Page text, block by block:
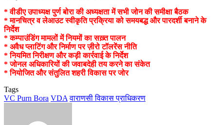
* वीडीए उपाध्यक्ष पुर्ण बोरा की अध्यक्षता में सभी जोन की समीक्षा बैठक
* मानचित्र व लेआउट स्वीकृति प्रक्रिया को समयबद्ध और पारदर्शी बनाने के
निर्देश
* कम्पाउंडिंग मामलों में नियमों का सख़्त पालन
* अवैध प्लाटिंग और निर्माण पर ज़ीरो टॉलरेंस नीति
* नियमित निरीक्षण और कड़ी कार्रवाई के निर्देश
* जोनल अधिकारियों की जवाबदेही तय करने का संकेत
* नियोजित और संतुलित शहरी विकास पर जोर
Tags
VC Purn Bora VDA वाराणसी विकास प्राधिकरण